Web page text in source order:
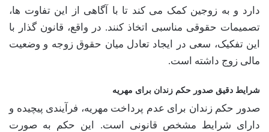
دارد و به زوجین کمک می کند تا با آگاهی از این تفاوت ها،
تصمیمات حقوقی مناسبی اتخاذ کنند. در واقع، قانون گذار با
این تفکیک، سعی در ایجاد تعادل میان حقوق زوجه و وضعیت
مالی زوج داشته است.
شرایط دقیق صدور حکم زندان برای مهریه
صدور حکم زندان برای عدم پرداخت مهریه، فرآیندی پیچیده و
دارای شرایط مشخص قانونی است. این حکم به صورت